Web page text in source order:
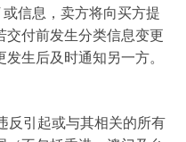
信息，卖方将向买方提
交付前发生分类信息变更
生后及时通知另一方。
反引起或与其相关的所有